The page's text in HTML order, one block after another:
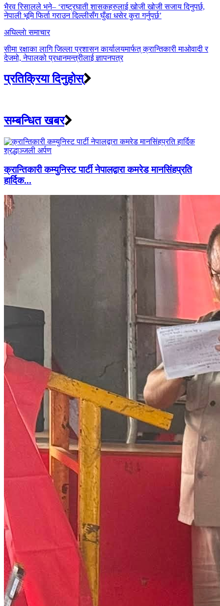
navigation
भैरव रिसालले भने– ‘राष्ट्रघाती शासकहरुलाई खोजी खोजी सजाय दिनुपर्छ,
नेपाली भूमि फिर्ता गराउन दिल्लीसँग घुँडा धसेर कुरा गर्नुपर्छ’
अघिल्लाे समाचार
सीमा रक्षाका लागि जिल्ला प्रशासन कार्यालयमार्फत् क्रान्तिकारी माओवादी र
देजमो, नेपालको प्रधानमन्त्रीलाई ज्ञापनपत्र
प्रतिक्रिया दिनुहोस्
सम्बन्धित खबर
क्रान्तिकारी कम्युनिस्ट पार्टी नेपालद्वारा कमरेड मानसिंहप्रति
हार्दिक...